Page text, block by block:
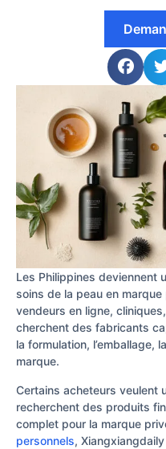
Les Philippines deviennent
soins de la peau en
vendeurs en ligne,
cherchent des fabricants
la formulation, l’emballage,
marque.
Certains acheteurs veulent
recherchent des produits
complet pour la marque
personnels,